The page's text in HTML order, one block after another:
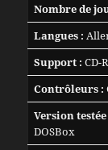
Nombre de
Langues :
Support : CD-
Contrôleurs :
Version testée
DOSBox